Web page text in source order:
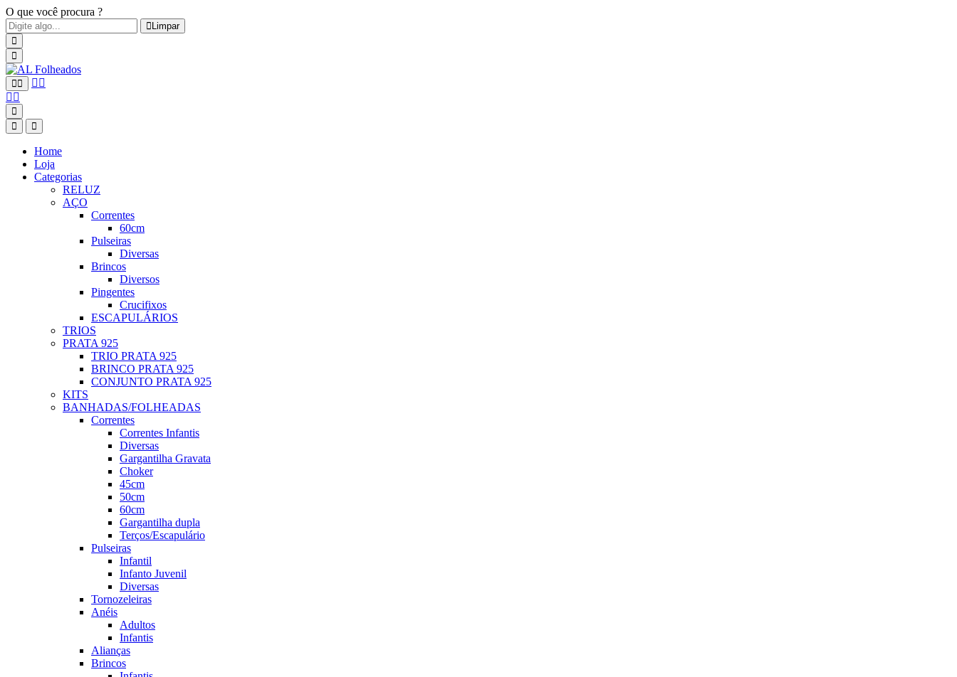
O que você procura ?
Limpar
Home
Loja
Categorias
RELUZ
AÇO
Correntes
60cm
Pulseiras
Diversas
Brincos
Diversos
Pingentes
Crucifixos
ESCAPULÁRIOS
TRIOS
PRATA 925
TRIO PRATA 925
BRINCO PRATA 925
CONJUNTO PRATA 925
KITS
BANHADAS/FOLHEADAS
Correntes
Correntes Infantis
Diversas
Gargantilha Gravata
Choker
45cm
50cm
60cm
Gargantilha dupla
Terços/Escapulário
Pulseiras
Infantil
Infanto Juvenil
Diversas
Tornozeleiras
Anéis
Adultos
Infantis
Alianças
Brincos